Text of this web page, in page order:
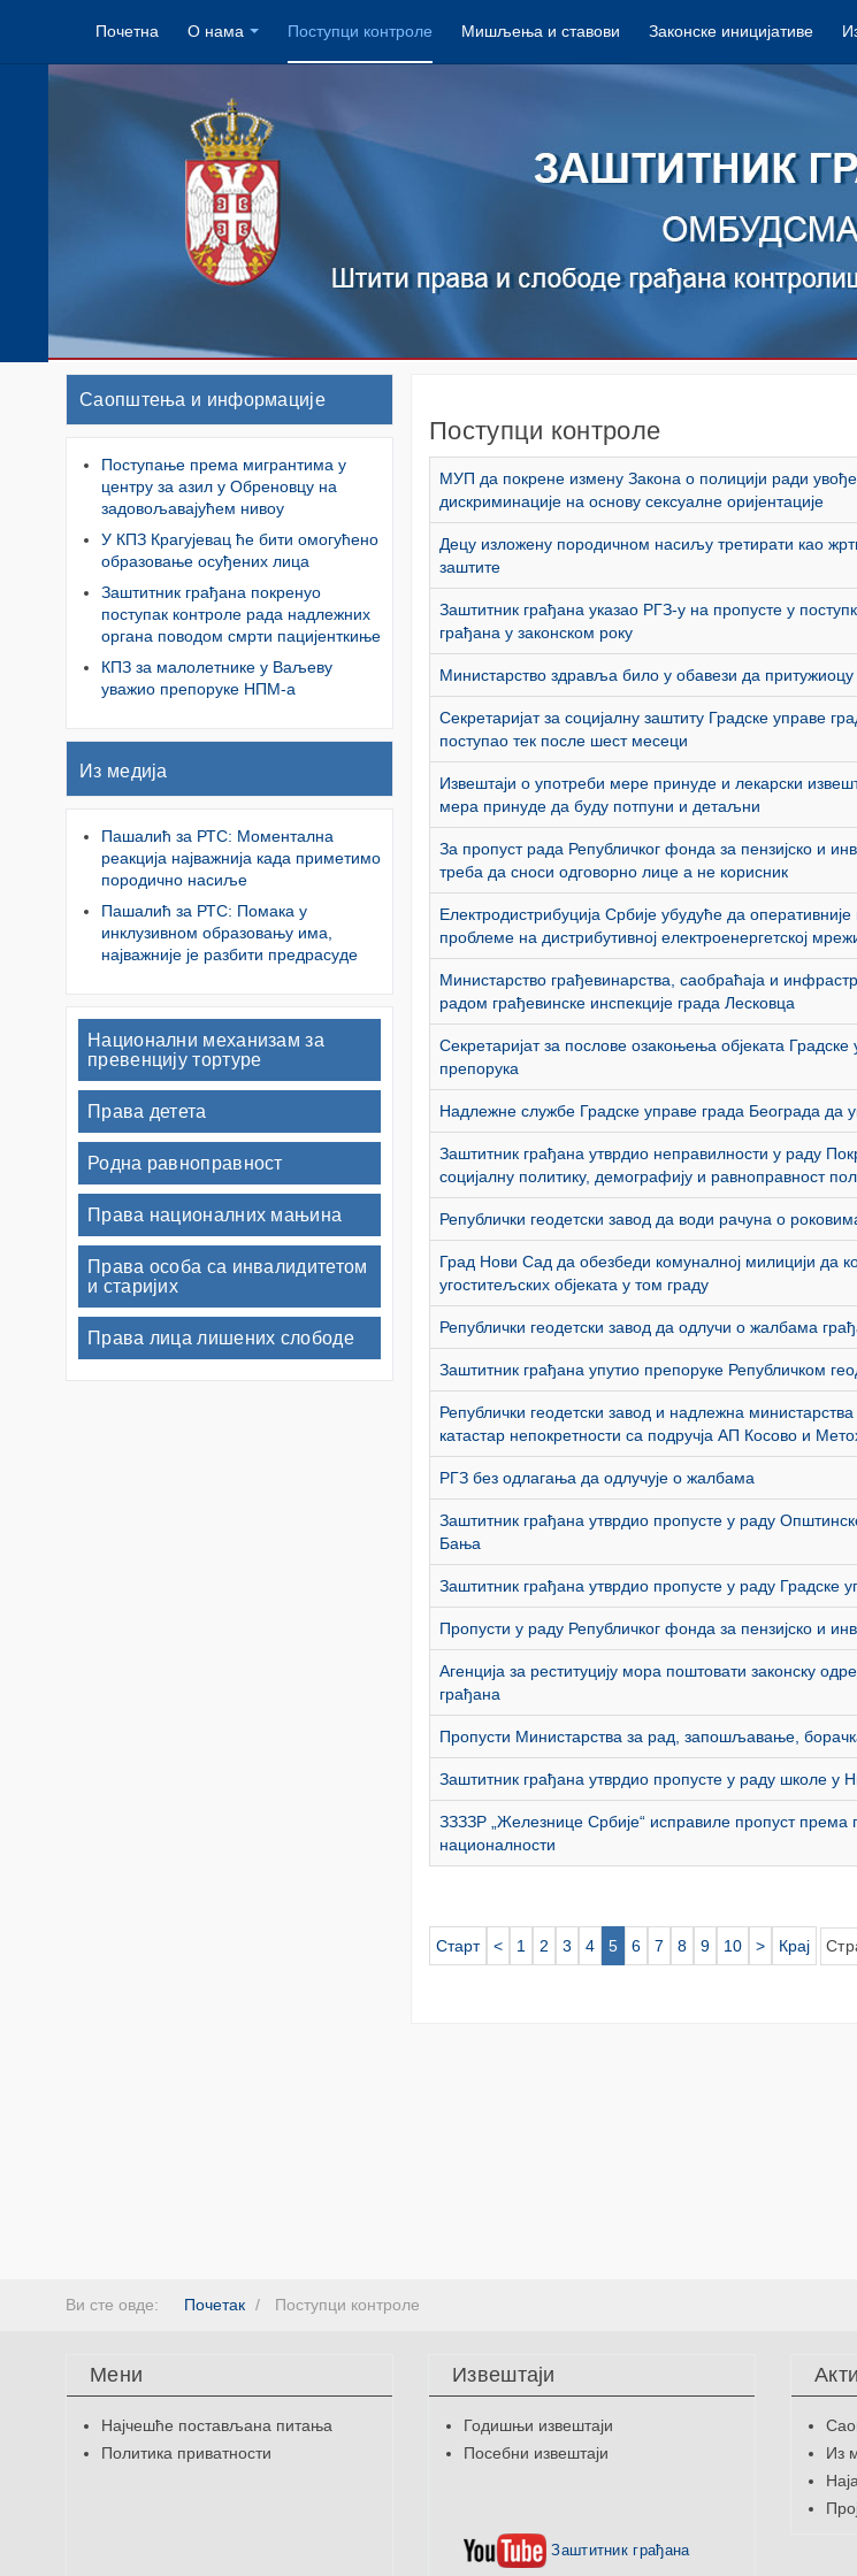
Почетна О нама Поступци контроле Мишљења и ставови Законске иницијативе
Поступци контроле
МУП да покрене измену Закона о полицији ради
дискриминације на основу сексуалне оријентације
Децу изложену породичном насиљу третирати као
заштите
Заштитник грађана указао РГЗ-у на пропусте у
грађана у законском року
Министарство здравља било у обавези да
Секретаријат за социјалну заштиту Градске управе
поступао тек после шест месеци
Извештаји о употреби мере принуде и лекарски
мера принуде да буду потпуни и детаљни
За пропуст рада Републичког фонда за пензијско и
треба да сноси одговорно лице а не корисник
Електродистрибуција Србије убудуће да
проблеме на дистрибутивној електроенергетској
Министарство грађевинарства, саобраћаја и
радом грађевинске инспекције града Лесковца
Секретаријат за послове озакоњења објеката
препорука
Надлежне службе Градске управе града Београда да
Заштитник грађана утврдио неправилности у раду
социјалну политику, демографију и равноправност
Републички геодетски завод да води рачуна о
Град Нови Сад да обезбеди комуналној милицији да
угоститељских објеката у том граду
Републички геодетски завод да одлучи о жалбама
Заштитник грађана упутио препоруке Републичком
Републички геодетски завод и надлежна
катастар непокретности са подручја АП Косово и
РГЗ без одлагања да одлучује о жалбама
Заштитник грађана утврдио пропусте у раду
Бања
Заштитник грађана утврдио пропусте у раду Градске
Пропусти у раду Републичког фонда за пензијско и
Агенција за реституцију мора поштовати законску
грађана
Пропусти Министарства за рад, запошљавање,
Заштитник грађана утврдио пропусте у раду школе у
ЗЗЗЗР „Железнице Србије“ исправиле пропуст према
националности
Старт < 1 2 3 4 5 6 7 8 9 10 > Крај
Саопштења и информације
Поступање према мигрантима у
центру за азил у Обреновцу на
задовољавајућем нивоу
У КПЗ Крагујевац ће бити омогућено
образовање осуђених лица
Заштитник грађана покренуо
поступак контроле рада надлежних
органа поводом смрти пацијенткиње
КПЗ за малолетнике у Ваљеву
уважио препоруке НПМ-а
Из медија
Пашалић за РТС: Моментална
реакција најважнија када приметимо
породично насиље
Пашалић за РТС: Помака у
инклузивном образовању има,
најважније је разбити предрасуде
Национални механизам за
превенцију тортуре
Права детета
Родна равноправност
Права националних мањина
Права особа са инвалидитетом
и старијих
Права лица лишених слободе
Ви сте овде: Почетак Поступци контроле
Мени
Најчешће постављана питања
Политика приватности
Извештаји
Годишњи извештаји
Посебни извештаји
Заштитник грађана
Из